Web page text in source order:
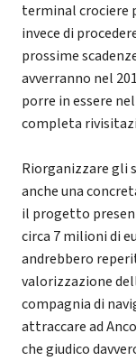
terminal crociere
invece di
prossime
avverranno nel
porre in essere
completa
Riorganizzare gli
anche una
il progetto
circa 7 milioni di
andrebbero
valorizzazione
compagnia di
attraccare ad
che giudico